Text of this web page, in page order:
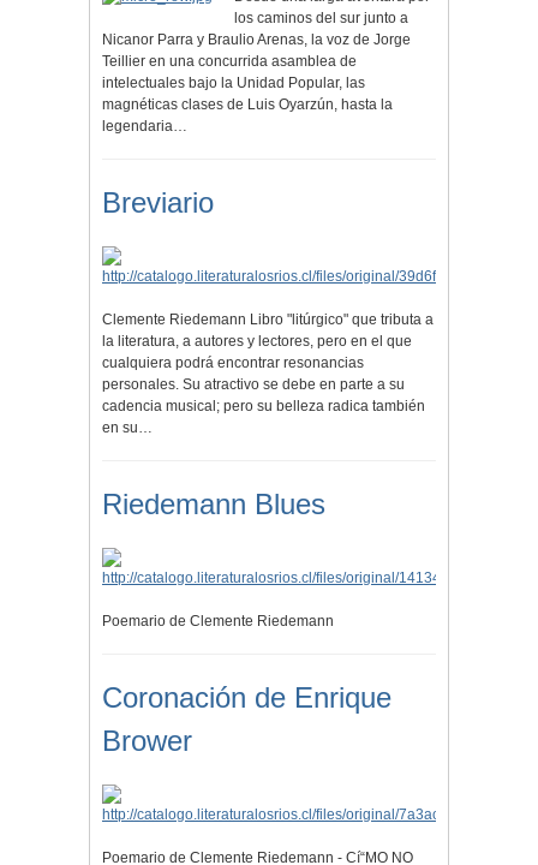
los caminos del sur junto a
Nicanor Parra y Braulio Arenas, la voz de Jorge
Teillier en una concurrida asamblea de
intelectuales bajo la Unidad Popular, las
magnéticas clases de Luis Oyarzún, hasta la
legendaria…
Breviario
Clemente Riedemann Libro "litúrgico" que tributa a
la literatura, a autores y lectores, pero en el que
cualquiera podrá encontrar resonancias
personales. Su atractivo se debe en parte a su
cadencia musical; pero su belleza radica también
en su…
Riedemann Blues
Poemario de Clemente Riedemann
Coronación de Enrique
Brower
Poemario de Clemente Riedemann - Cí“MO NO